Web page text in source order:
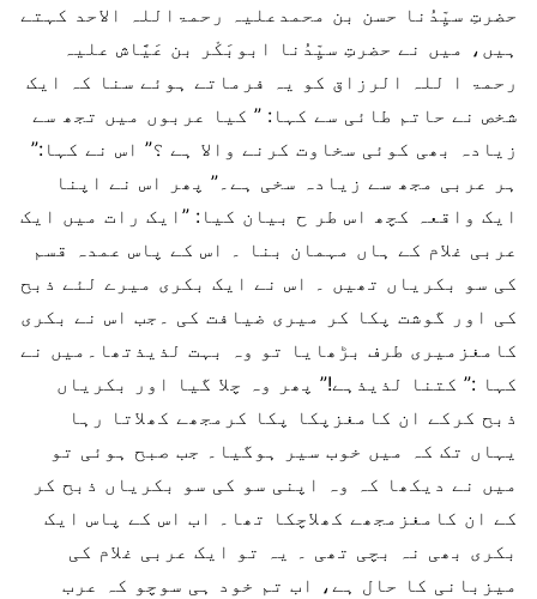
حضرتِ سیِّدُنا حسن بن محمدعلیہ رحمۃاللہ الاحد کہتے
ہیں، میں نے حضرتِ سیِّدُنا ابوبَکْر بن عَیَّاش علیہ
رحمۃ ا للہ الرزاق کو یہ فرماتے ہوئے سنا کہ ایک
شخص نے حاتم طائی سے کہا: ” کیا عربوں میں تجھ سے
زیادہ بھی کوئی سخاوت کرنے والا ہے ؟” اس نے کہا:”
ہر عربی مجھ سے زیادہ سخی ہے۔” پھر اس نے اپنا
ایک واقعہ کچھ اس طر ح بیان کیا: ”ایک رات میں ایک
عربی غلام کے ہاں مہمان بنا ۔ اس کے پاس عمدہ قسم
کی سو بکریاں تھیں ۔ اس نے ایک بکری میرے لئے ذبح
کی اور گوشت پکا کر میری ضیافت کی ۔جب اس نے بکری
کامغزمیری طرف بڑھایا تو وہ بہت لذیذتھا۔میں نے
کہا :” کتنا لذیذہے!” پھر وہ چلا گیا اور بکریاں
ذبح کرکے ان کامغزپکا پکا کرمجھے کھلاتا رہا
یہاں تک کہ میں خوب سیر ہوگیا۔ جب صبح ہوئی تو
میں نے دیکھا کہ وہ اپنی سو کی سو بکریاں ذبح کر
کے ان کامغزمجھے کھلاچکا تھا۔ اب اس کے پاس ایک
بکری بھی نہ بچی تھی ۔ یہ تو ایک عربی غلام کی
میزبانی کا حال ہے، اب تم خود ہی سوچو کہ عرب